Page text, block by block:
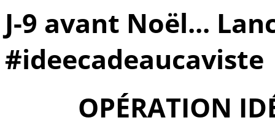
J-9 avant Noël...
#ideecadeaucaviste
OPÉRATION